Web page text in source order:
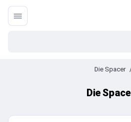
Die Spacer
Die